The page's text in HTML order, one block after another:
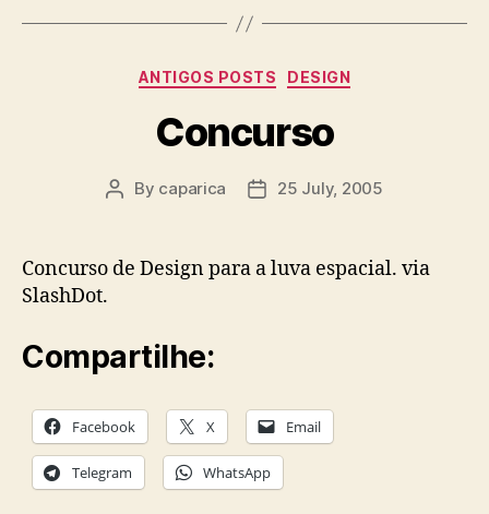
Categories
ANTIGOS POSTS DESIGN
Concurso
Post
By caparica
Post25 July, 2005
Concurso de Design para a luva espacial. via
SlashDot.
Compartilhe:
Facebook X Email
Telegram WhatsApp